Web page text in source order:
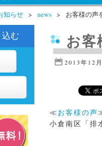
が選ばれ
料金表 お
知らせ news お客様の声
む お客
2013年12
≪お客様の声
小倉南区「排